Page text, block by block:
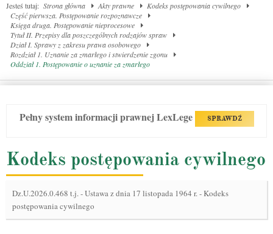
Jesteś tutaj: Strona główna Akty prawne
Kodeks postępowania cywilnego
Część pierwsza. Postępowanie rozpoznawcze
Księga druga. Postępowanie nieprocesowe
Tytuł II. Przepisy dla poszczególnych rodzajów spraw
Dział I. Sprawy z zakresu prawa osobowego
Rozdział 1. Uznanie za zmarłego i stwierdzenie zgonu
Oddział 1. Postępowanie o uznanie za zmarłego
Pełny system informacji prawnej LexLege SPRAWDŹ
Kodeks postępowania cywilnego
Dz.U.2026.0.468 t.j.-Ustawa z dnia 17 listopada 1964 r. - Kodeks
postępowania cywilnego